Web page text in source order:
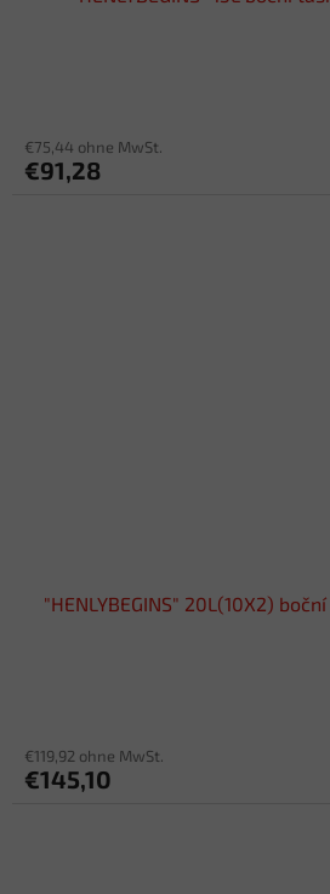
€75,44 ohne MwSt.
€91,28
"HENLYBEGINS" 20L(10X2)
€119,92 ohne MwSt.
€145,10